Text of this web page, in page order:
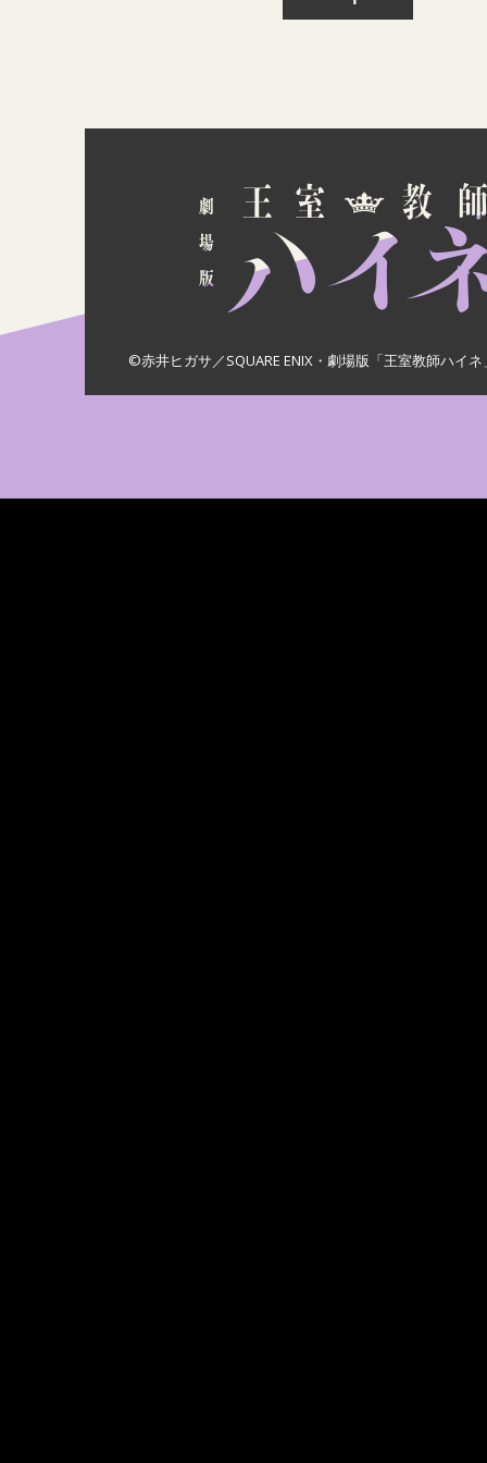
©赤井ヒガサ／SQUARE ENIX・劇場版「王室教師ハイ